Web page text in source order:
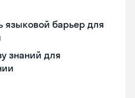
языковой барьер для
знаний для